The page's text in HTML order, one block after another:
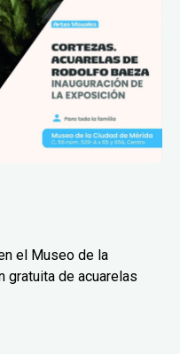
el Museo de la
gratuita de acuarelas